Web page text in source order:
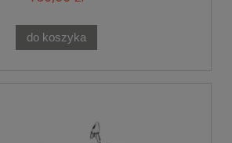
do koszyka